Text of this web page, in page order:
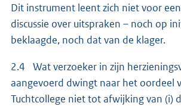
Dit instrument leent zich niet voor
discussie over uitspraken – noch op
beklaagde, noch dat van de klager.
2.4 Wat verzoeker in zijn
aangevoerd dwingt naar het oordeel
Tuchtcollege niet tot afwijking van (i)